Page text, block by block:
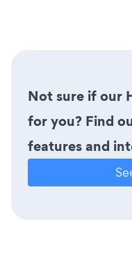
Not sure if our
for you? Find
features and